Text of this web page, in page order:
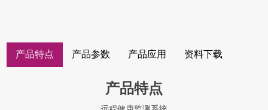
产品特点 产品参数 产品应用 资料下载
产品特点